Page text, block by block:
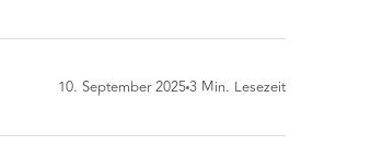
10. September 20253 Min. Lesezeit